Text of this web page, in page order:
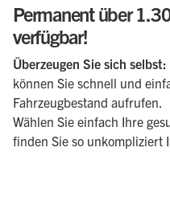
Permanent über
verfügbar!
Überzeugen Sie sich selbst:
können Sie schnell und
Fahrzeugbestand aufrufen.
Wählen Sie einfach Ihre
finden Sie so unkompliziert